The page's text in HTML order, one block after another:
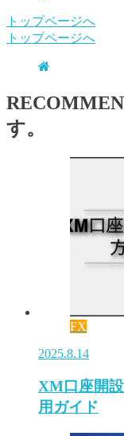
トップページへ
トップページへ
す。
FX
2025.8.14
XM口座開
用ガイド